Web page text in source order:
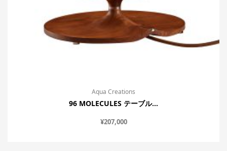
Aqua Creations
96 MOLECULES テーブル...
¥207,000